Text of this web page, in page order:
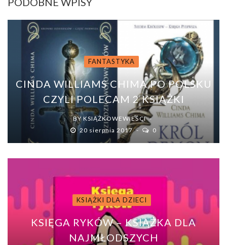
FANTASTYKA
CINDA WILLIAMS CHIMA PO POLSKU
CZYLI POLECAM 2 KSIĄŻKI
BY KSIĄŻKOWEWIEŚCI
20 sierpnia 2017
0
KSIĄŻKI DLA DZIECI
KSIĘGA RYKÓW – KSIĄŻKA DLA
NAJMŁODSZYCH